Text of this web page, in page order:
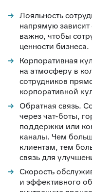
Лояльность
напрямую
важно, чтобы
ценности бизнеса.
Корпоративная
на атмосферу в
сотрудников
корпоративной
Обратная связь.
через чат-боты,
поддержки или
каналы. Чем
клиентам, тем
связь для
Скорость
и эффективного